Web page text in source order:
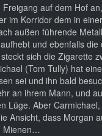
auf dem Hof
im Korridor dem in
außen führende
und ebenfalls
sich die Zigarette
(Tom Tully) hat
sei und ihn bald
an ihrem Mann, und
Lüge. Aber
Ansicht, dass Morgan
Mienen…